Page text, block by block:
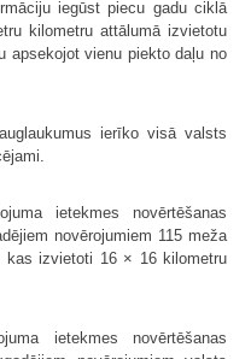
iegūst piecu gadu ciklā
kilometru attālumā izvietotu
apsekojot vienu piekto daļu no
ierīko visā valsts
ietekmes novērtēšanas
novērojumiem 115 meža
kas izvietoti 16 × 16 kilometru
ietekmes novērtēšanas